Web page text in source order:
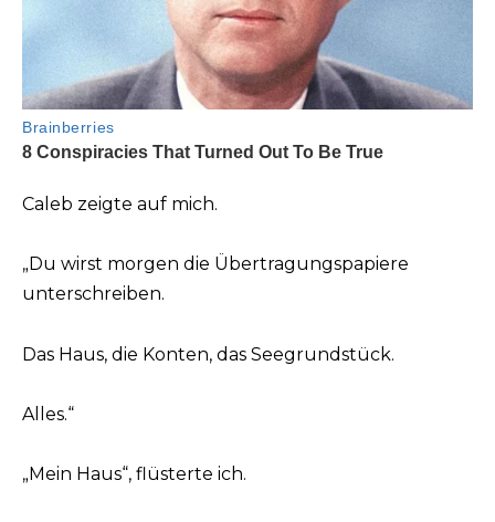
Caleb zeigte auf mich.
„Du wirst morgen die Übertragungspapiere
unterschreiben.
Das Haus, die Konten, das Seegrundstück.
Alles.“
„Mein Haus“, flüsterte ich.